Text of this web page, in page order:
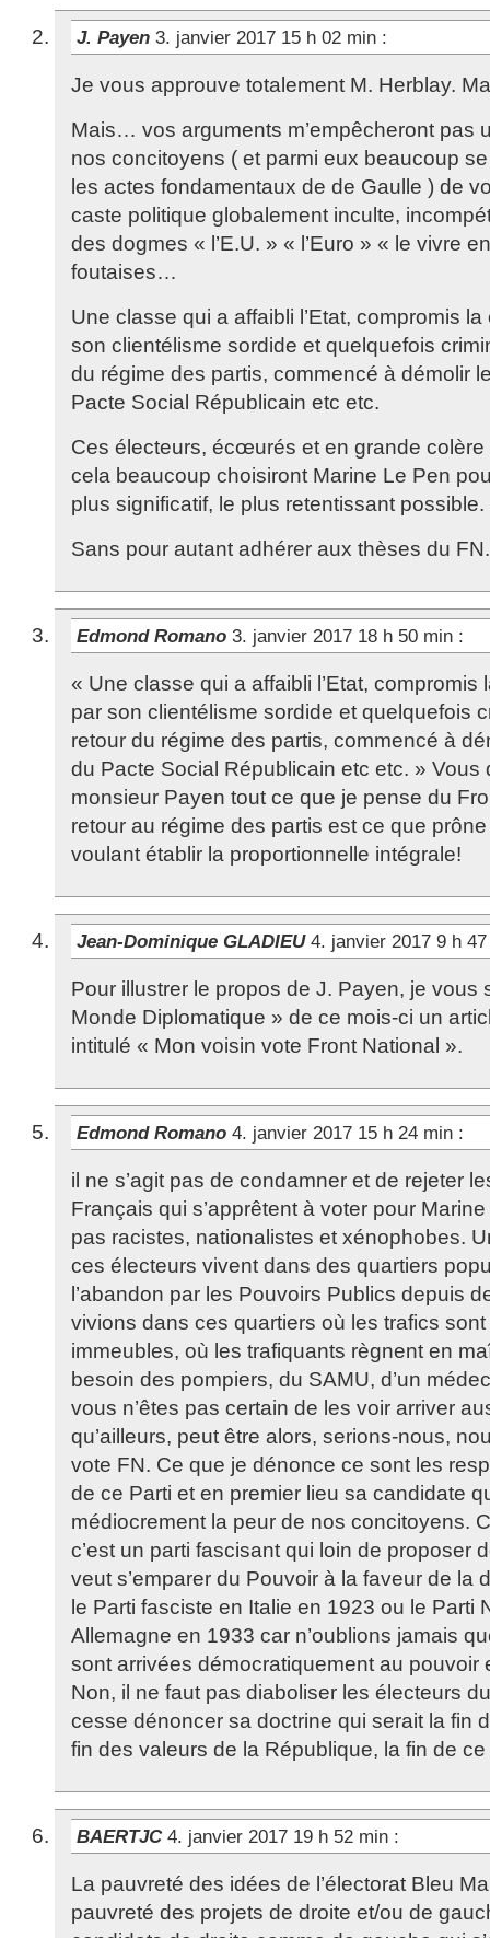
J. Payen 3. janvier 2017 15 h 02 min :
Je vous approuve totalement M. Herblay.
Mais… vos arguments m’empêcheront pas
nos concitoyens ( et parmi eux beaucoup
les actes fondamentaux de de Gaulle ) de
caste politique globalement inculte,
des dogmes « l’E.U. » « l’Euro » « le vivre
foutaises…
Une classe qui a affaibli l’Etat, compromis
son clientélisme sordide et quelquefois
du régime des partis, commencé à démolir
Pacte Social Républicain etc etc.
Ces électeurs, écœurés et en grande
cela beaucoup choisiront Marine Le Pen
plus significatif, le plus retentissant
Sans pour autant adhérer aux thèses du FN.
Edmond Romano 3. janvier 2017 18 h 50 min :
« Une classe qui a affaibli l’Etat,
par son clientélisme sordide et quelquefois
retour du régime des partis, commencé à
du Pacte Social Républicain etc etc. » Vous
monsieur Payen tout ce que je pense du
retour au régime des partis est ce que
voulant établir la proportionnelle intégrale!
Jean-Dominique GLADIEU 4. janvier 2017 9 h
Pour illustrer le propos de J. Payen, je vous
Monde Diplomatique » de ce mois-ci un
intitulé « Mon voisin vote Front National ».
Edmond Romano 4. janvier 2017 15 h 24 min :
il ne s’agit pas de condamner et de rejeter
Français qui s’apprêtent à voter pour
pas racistes, nationalistes et xénophobes.
ces électeurs vivent dans des quartiers
l’abandon par les Pouvoirs Publics depuis
vivions dans ces quartiers où les trafics
immeubles, où les trafiquants règnent en
besoin des pompiers, du SAMU, d’un
vous n’êtes pas certain de les voir arriver
qu’ailleurs, peut être alors, serions-nous,
vote FN. Ce que je dénonce ce sont les
de ce Parti et en premier lieu sa candidate
médiocrement la peur de nos concitoyens.
c’est un parti fascisant qui loin de proposer
veut s’emparer du Pouvoir à la faveur de la
le Parti fasciste en Italie en 1923 ou le Parti
Allemagne en 1933 car n’oublions jamais
sont arrivées démocratiquement au pouvoir
Non, il ne faut pas diaboliser les électeurs
cesse dénoncer sa doctrine qui serait la fin
fin des valeurs de la République, la fin de
BAERTJC 4. janvier 2017 19 h 52 min :
La pauvreté des idées de l’électorat Bleu
pauvreté des projets de droite et/ou de